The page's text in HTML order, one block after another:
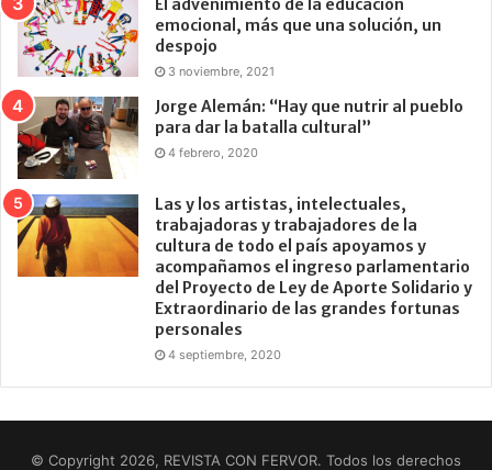
El advenimiento de la educación
emocional, más que una solución, un
despojo
3 noviembre, 2021
Jorge Alemán: “Hay que nutrir al pueblo
para dar la batalla cultural”
4 febrero, 2020
Las y los artistas, intelectuales,
trabajadoras y trabajadores de la
cultura de todo el país apoyamos y
acompañamos el ingreso parlamentario
del Proyecto de Ley de Aporte Solidario y
Extraordinario de las grandes fortunas
personales
4 septiembre, 2020
© Copyright 2026, REVISTA CON FERVOR. Todos los derechos